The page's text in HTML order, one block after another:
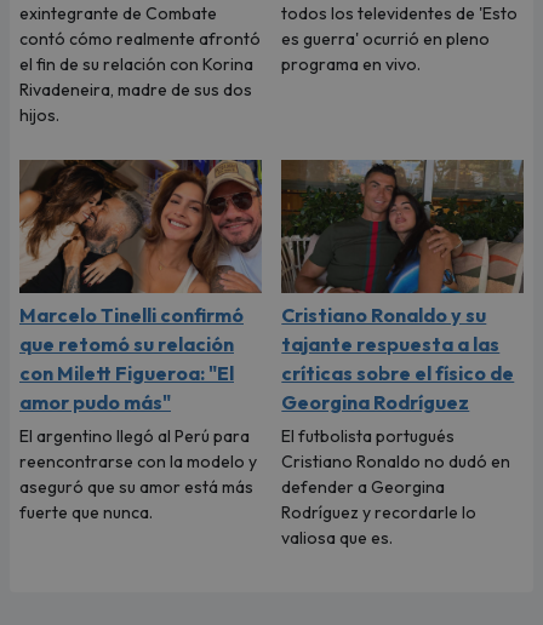
exintegrante de Combate
contó cómo realmente afrontó
el fin de su relación con Korina
Rivadeneira, madre de sus dos
hijos.
todos los televidentes de 'Esto
es guerra' ocurrió en pleno
programa en vivo.
Marcelo Tinelli confirmó
que retomó su relación
con Milett Figueroa: "El
amor pudo más"
El argentino llegó al Perú para
reencontrarse con la modelo y
aseguró que su amor está más
fuerte que nunca.
Cristiano Ronaldo y su
tajante respuesta a las
críticas sobre el físico de
Georgina Rodríguez
El futbolista portugués
Cristiano Ronaldo no dudó en
defender a Georgina
Rodríguez y recordarle lo
valiosa que es.